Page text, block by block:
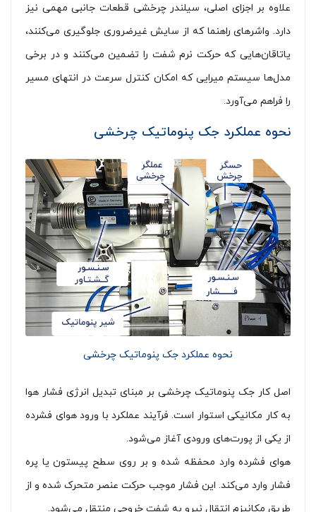
علاوه بر اجزای اصلی، سیلندر چرخشی قطعات جانبی مهمی نیز
دارد. واشرهای راهنما که از سایش غیرضروری جلوگیری می‌کنند،
یاتاقان‌هایی که حرکت نرم شفت را تضمین می‌کنند و در برخی
مدل‌ها سیستم میرایی که امکان کنترل سرعت در انتهای مسیر
را فراهم می‌آورد.
نحوه عملکرد جک پنوماتیک چرخشی
نحوه عملکرد جک پنوماتیک چرخشی
اصل کار جک پنوماتیک چرخشی بر مبنای تبدیل انرژی فشار هوا
به کار مکانیکی استوار است. فرآیند عملکرد با ورود هوای فشرده
از یکی از پورت‌های ورودی آغاز می‌شود.
هوای فشرده وارد محفظه شده و بر روی سطح پیستون یا پره
فشار وارد می‌کند. این فشار موجب حرکت عنصر متحرک شده و از
طریق مکانیزم انتقال نیرو به شفت خروجی منتقل می‌شود.